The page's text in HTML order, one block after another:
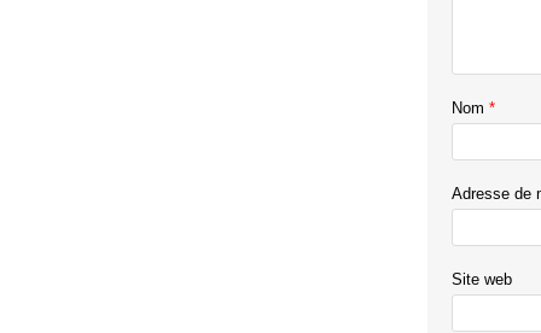
Nom *
Adresse de
Site web